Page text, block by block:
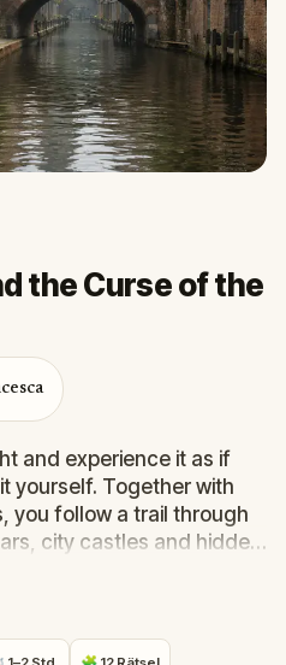
the Curse of the
and experience it as if
yourself. Together with
you follow a trail through
city castles and hidden
pass by.
becomes visible to
and deep beneath the